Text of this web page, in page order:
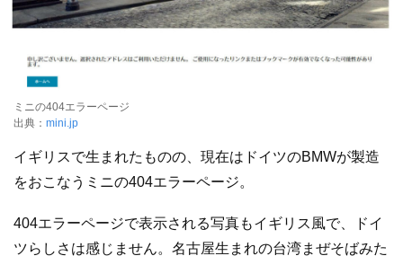
ミニの404エラーページ
出典： mini.jp
イギリスで生まれたものの、現在はドイツのBMWが製造
をおこなうミニの404エラーページ。
404エラーページで表示される写真もイギリス風で、ドイ
ツらしさは感じません。名古屋生まれの台湾まぜそばみた